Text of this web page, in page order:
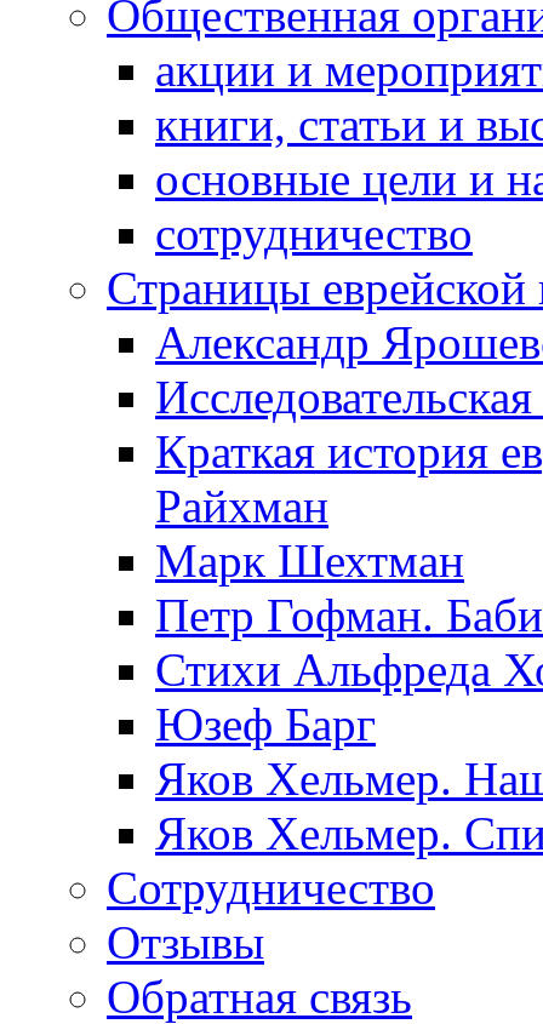
Общественная
акции и
книги, статьи и
основные цели и
сотрудничество
Страницы
Александр
Краткая история
Райхман
Марк Шехтман
Петр Гофман.
Стихи Альфреда
Юзеф Барг
Яков Хельмер.
Яков Хельмер.
Сотрудничество
Отзывы
Обратная связь